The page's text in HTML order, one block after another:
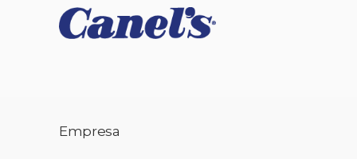
Empresa